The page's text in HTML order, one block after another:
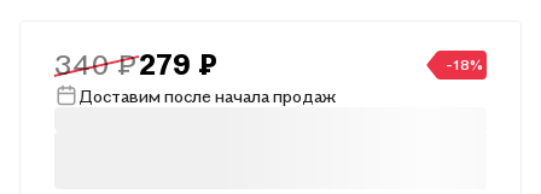
На каждом развороте книги – окошки, которые превращают
обучение в игру.
340 ₽279 ₽ -18%
Доставим после начала продаж